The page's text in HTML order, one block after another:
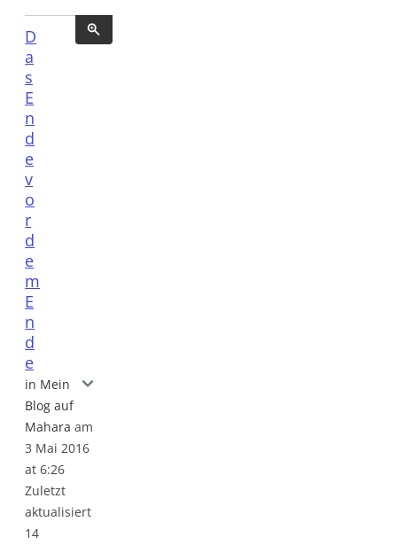
D
a
s
E
n
d
e
v
o
r
d
e
m
E
n
d
e
Das Ende vor dem Ende
in Mein
Blog auf
Maharaam
3 Mai 2016
at 6:26
Zuletzt
aktualisiert
14